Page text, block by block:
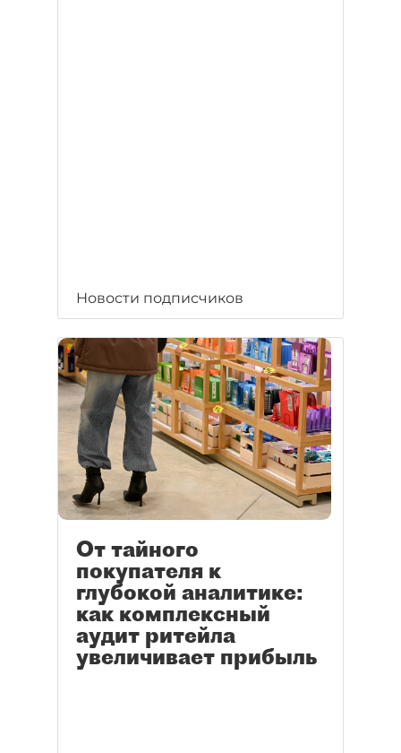
Новости подписчиков
От тайного
покупателя к
глубокой аналитике:
как комплексный
аудит ритейла
увеличивает прибыль